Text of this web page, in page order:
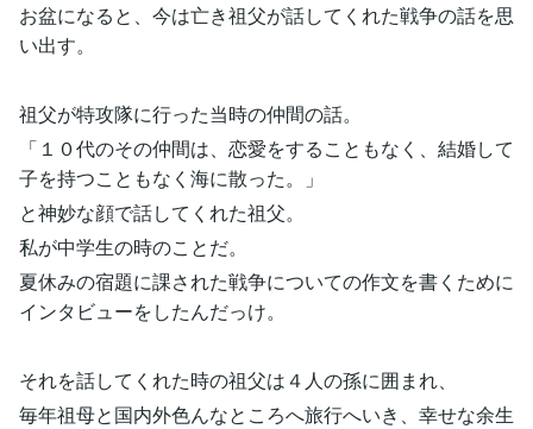
お盆になると、今は亡き祖父が話してくれた戦争の話を思
い出す。
祖父が特攻隊に行った当時の仲間の話。
「１０代のその仲間は、恋愛をすることもなく、結婚して
子を持つこともなく海に散った。」
と神妙な顔で話してくれた祖父。
私が中学生の時のことだ。
夏休みの宿題に課された戦争についての作文を書くために
インタビューをしたんだっけ。
それを話してくれた時の祖父は４人の孫に囲まれ、
毎年祖母と国内外色んなところへ旅行へいき、幸せな余生